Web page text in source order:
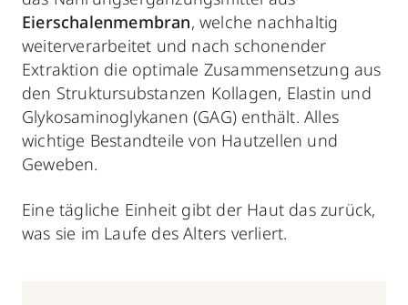
Eierschalenmembran, welche nachhaltig
weiterverarbeitet und nach schonender
Extraktion die optimale Zusammensetzung aus
den Struktursubstanzen Kollagen, Elastin und
Glykosaminoglykanen (GAG) enthält. Alles
wichtige Bestandteile von Hautzellen und
Geweben.
Eine tägliche Einheit gibt der Haut das zurück,
was sie im Laufe des Alters verliert.